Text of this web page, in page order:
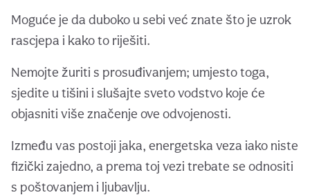
Moguće je da duboko u sebi već znate što je uzrok
rascjepa i kako to riješiti.
Nemojte žuriti s prosuđivanjem; umjesto toga,
sjedite u tišini i slušajte sveto vodstvo koje će
objasniti više značenje ove odvojenosti.
Između vas postoji jaka, energetska veza iako niste
fizički zajedno, a prema toj vezi trebate se odnositi
s poštovanjem i ljubavlju.